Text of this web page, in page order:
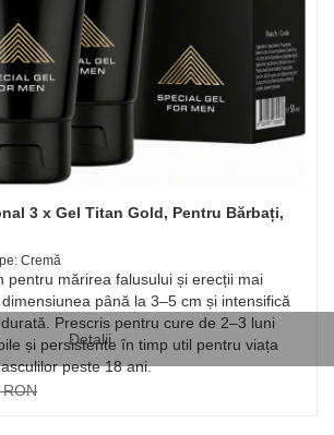
Detalii
3 x Gel Titan Gold, Pentru Bărbați,
Cremă
pentru mărirea falusului și erecții mai
până la 3–5 cm și intensifică
Prescris pentru cure de 2–3 luni
și persistente în timp util pentru viața
peste 18 ani.